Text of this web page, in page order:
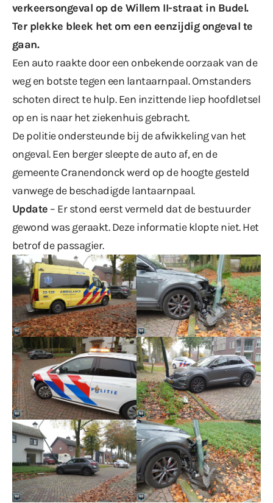
verkeersongeval op de Willem II-straat in Budel.
Ter plekke bleek het om een eenzijdig ongeval te
gaan.
Een auto raakte door een onbekende oorzaak van de
weg en botste tegen een lantaarnpaal. Omstanders
schoten direct te hulp. Een inzittende liep hoofdletsel
op en is naar het ziekenhuis gebracht.
De politie ondersteunde bij de afwikkeling van het
ongeval. Een berger sleepte de auto af, en de
gemeente Cranendonck werd op de hoogte gesteld
vanwege de beschadigde lantaarnpaal.
Update – Er stond eerst vermeld dat de bestuurder
gewond was geraakt. Deze informatie klopte niet. Het
betrof de passagier.